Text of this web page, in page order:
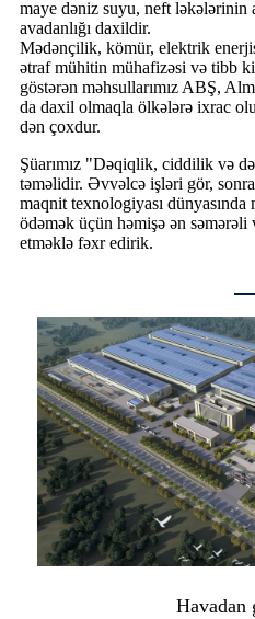
maye dəniz suyu, neft ləkələrinin
avadanlığı daxildir.
Mədənçilik, kömür, elektrik
ətraf mühitin mühafizəsi və tibb
göstərən məhsullarımız ABŞ,
da daxil olmaqla ölkələrə ixrac
dən çoxdur.
Şüarımız "Dəqiqlik, ciddilik və
təməlidir. Əvvəlcə işləri gör,
maqnit texnologiyası dünyasında
ödəmək üçün həmişə ən səmərəli
etməklə fəxr edirik.
Havadan